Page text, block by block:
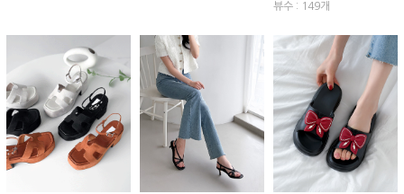
뷰수 : 149개